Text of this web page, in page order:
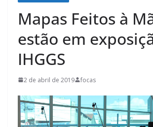
Mapas Feitos à
estão em
IHGGS
2 de abril de 2019 focas